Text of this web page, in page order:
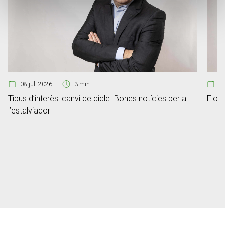
08 jul. 2026 3 min
Tipus d’interès: canvi de cicle. Bones notícies per a
l’estalviador
Elon